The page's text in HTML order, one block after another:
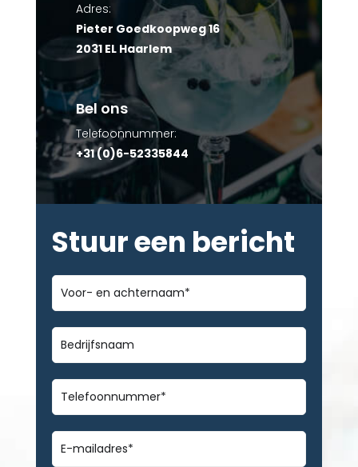
Adres:
Pieter Goedkoopweg 16
2031 EL Haarlem
Bel ons
Telefoonnummer:
+31 (0)6-52335844
Stuur een bericht
Voor-
en
achternaam*
Bedrijfsnaam
Telefoonnummer*
E-
mailadres*